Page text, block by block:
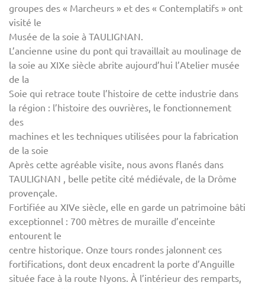
groupes des « Marcheurs » et des « Contemplatifs » ont
visité le
Musée de la soie à TAULIGNAN.
L’ancienne usine du pont qui travaillait au moulinage de
la soie au XIXe siècle abrite aujourd’hui l’Atelier musée
de la
Soie qui retrace toute l’histoire de cette industrie dans
la région : l’histoire des ouvrières, le fonctionnement
des
machines et les techniques utilisées pour la fabrication
de la soie
Après cette agréable visite, nous avons flanés dans
TAULIGNAN , belle petite cité médiévale, de la Drôme
provençale.
Fortifiée au XIVe siècle, elle en garde un patrimoine bâti
exceptionnel : 700 mètres de muraille d’enceinte
entourent le
centre historique. Onze tours rondes jalonnent ces
fortifications, dont deux encadrent la porte d’Anguille
située face à la route Nyons. À l’intérieur des remparts,